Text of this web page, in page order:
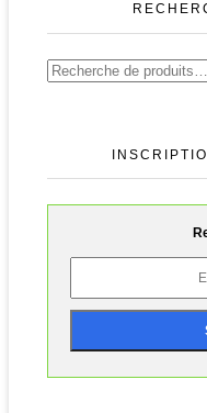
Recherche
pour :